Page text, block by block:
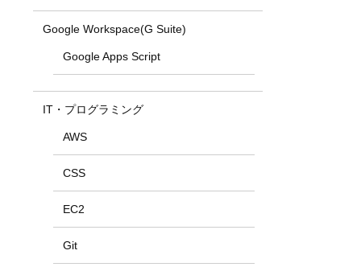
Google Workspace(G Suite)
Google Apps Script
IT・プログラミング
AWS
CSS
EC2
Git